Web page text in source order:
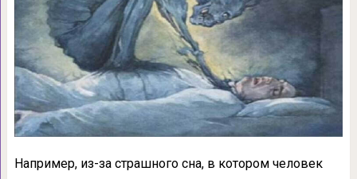
Например, из-за страшного сна, в котором человек